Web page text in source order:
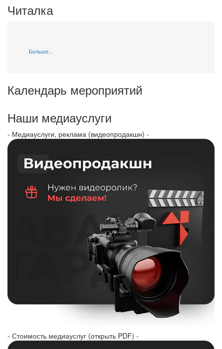
Читалка
Больше...
Календарь мероприятий
Наши медиауслуги
- Медиауслуги, реклама (видеопродакшн) -
- Стоимость медиауслуг (открыть PDF) -